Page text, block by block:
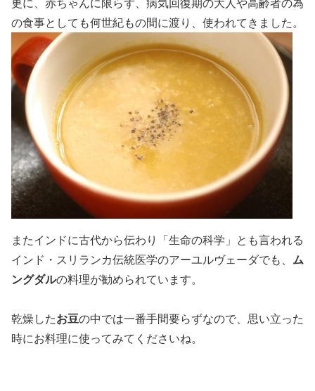
の食事としても何世紀もの間に渡り、使われてきました。
またインドに古代から伝わり「生命の科学」とも言われる
インド・スリランカ伝統医学のアーユルヴェーダでも、 ム
ングダルの料理が勧められています。
乾燥したお豆の中では一番手間要らずなので、思い立った
時にお料理に使ってみてくださいね。